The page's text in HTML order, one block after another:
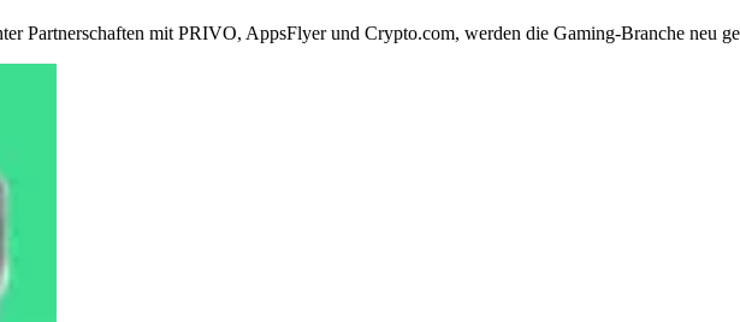
Partnerschaften mit PRIVO, AppsFlyer und Crypto.com, werden die Gaming-Branche neu